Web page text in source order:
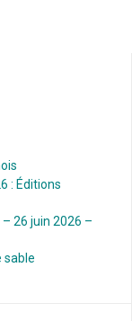
: Éditions
26 juin 2026 –
sable